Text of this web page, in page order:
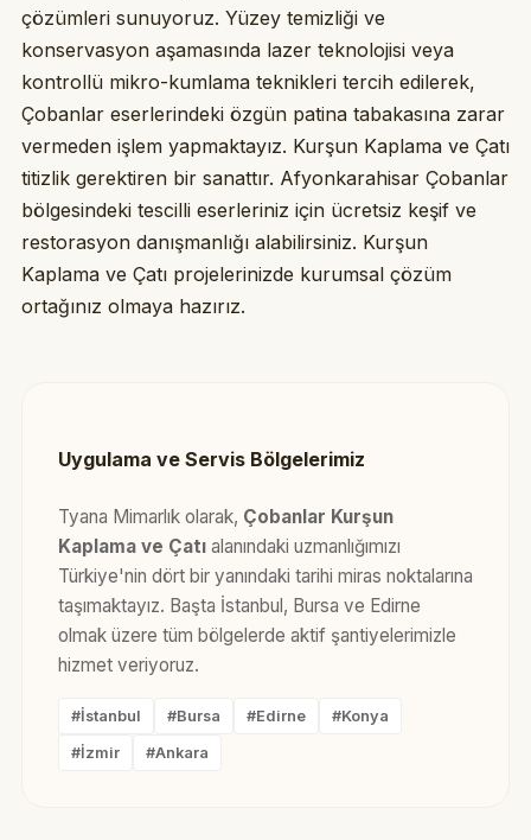
çözümleri sunuyoruz. Yüzey temizliği ve
konservasyon aşamasında lazer teknolojisi veya
kontrollü mikro-kumlama teknikleri tercih edilerek,
Çobanlar eserlerindeki özgün patina tabakasına zarar
vermeden işlem yapmaktayız. Kurşun Kaplama ve Çatı
titizlik gerektiren bir sanattır. Afyonkarahisar Çobanlar
bölgesindeki tescilli eserleriniz için ücretsiz keşif ve
restorasyon danışmanlığı alabilirsiniz. Kurşun
Kaplama ve Çatı projelerinizde kurumsal çözüm
ortağınız olmaya hazırız.
Uygulama ve Servis Bölgelerimiz
Tyana Mimarlık olarak, Çobanlar Kurşun
Kaplama ve Çatıalanındaki uzmanlığımızı
Türkiye'nin dört bir yanındaki tarihi miras noktalarına
taşımaktayız. Başta İstanbul, Bursa ve Edirne
olmak üzere tüm bölgelerde aktif şantiyelerimizle
hizmet veriyoruz.
#İstanbul #Bursa #Edirne #Konya
#İzmir #Ankara